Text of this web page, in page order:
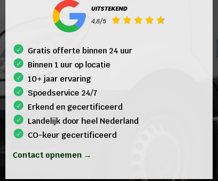
Gratis offerte binnen 24 uur
Binnen 1 uur op locatie
10+ jaar ervaring
Spoedservice 24/7
Erkend en gecertificeerd
Landelijk door heel Nederland
CO-keur gecertificeerd
Contact opnemen →